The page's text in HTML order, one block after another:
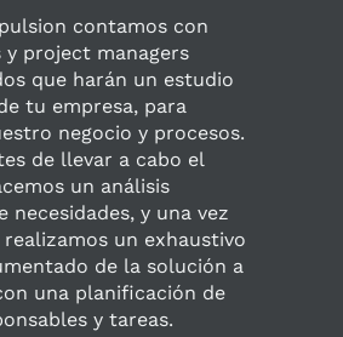
contamos con
project managers
que harán un estudio
tu empresa, para
negocio y procesos.
de llevar a cabo el
un análisis
necesidades, y una vez
un exhaustivo
de la solución a
una planificación de
y tareas.